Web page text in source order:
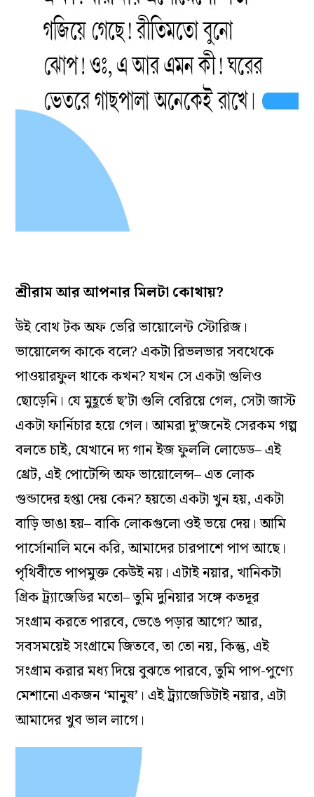
শ্রীরাম আর আপনার মিলটা কোথায়?
উই বোথ টক অফ ভেরি ভায়োলেন্ট স্টোরিজ।
ভায়োলেন্স কাকে বলে? একটা রিভলভার সবথেকে
পাওয়ারফুল থাকে কখন? যখন সে একটা গুলিও
ছোড়েনি। যে মুহূর্তে ছ’টা গুলি বেরিয়ে গেল, সেটা জাস্ট
একটা ফার্নিচার হয়ে গেল। আমরা দু’জনেই সেরকম গল্প
বলতে চাই, যেখানে দ্য গান ইজ ফুললি লোডেড– এই
থ্রেট, এই পোটেন্সি অফ ভায়োলেন্স– এত লোক
গুন্ডাদের হপ্তা দেয় কেন? হয়তো একটা খুন হয়, একটা
বাড়ি ভাঙা হয়– বাকি লোকগুলো ওই ভয়ে দেয়। আমি
পার্সোনালি মনে করি, আমাদের চারপাশে পাপ আছে।
পৃথিবীতে পাপমুক্ত কেউই নয়। এটাই নয়ার, খানিকটা
গ্রিক ট্র্যাজেডির মতো– তুমি দুনিয়ার সঙ্গে কতদূর
সংগ্রাম করতে পারবে, ভেঙে পড়ার আগে? আর,
সবসময়েই সংগ্রামে জিতবে, তা তো নয়, কিন্তু, এই
সংগ্রাম করার মধ্য দিয়ে বুঝতে পারবে, তুমি পাপ-পুণ্যে
মেশানো একজন ‘মানুষ’। এই ট্র্যাজেডিটাই নয়ার, এটা
আমাদের খুব ভাল লাগে।